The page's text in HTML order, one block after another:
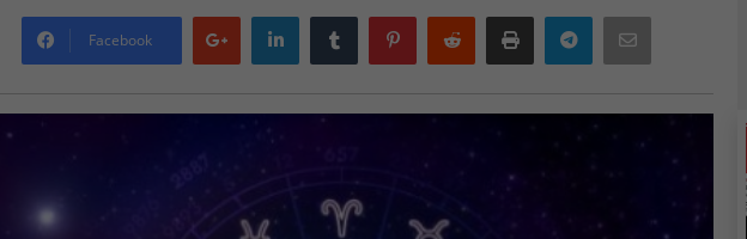
Facebook
Google
plus
LinkedIn Tumblr PinterestReddit Print Telegram